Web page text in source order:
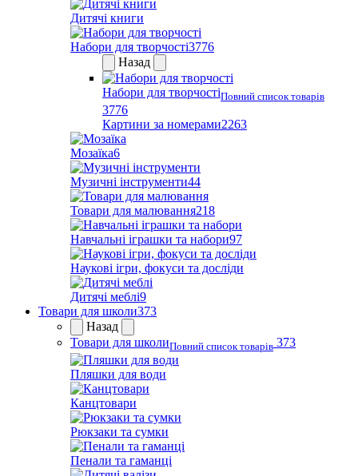
Дитячі книги
Набори для творчості3776
Назад
Набори для творчостіПовний список товарів
3776
Картини за номерами2263
Мозаїка6
Музичні інструменти44
Товари для малювання218
Навчальні іграшки та набори97
Наукові ігри, фокуси та досліди
Дитячі меблі9
Товари для школи373
Назад
Товари для школиПовний список товарів 373
Пляшки для води
Канцтовари
Рюкзаки та сумки
Пенали та гаманці